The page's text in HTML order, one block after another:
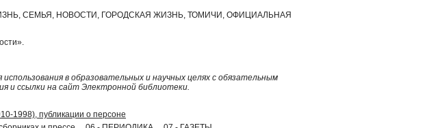
СЕМЬЯ, НОВОСТИ, ГОРОДСКАЯ ЖИЗНЬ, ТОМИЧИ, ОФИЦИАЛЬНАЯ
в образовательных и научных целях с обязательным
и ссылки на сайт Электронной библиотеки.
1998), публикации о персоне